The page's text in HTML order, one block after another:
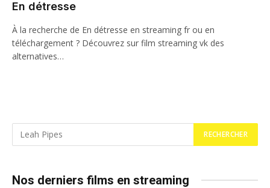
En détresse
À la recherche de En détresse en streaming fr ou en
téléchargement ? Découvrez sur film streaming vk des
alternatives…
Nos derniers films en streaming